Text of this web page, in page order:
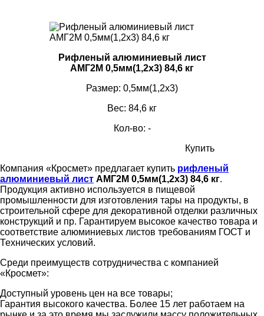
Рифленый алюминиевый лист
АМГ2М 0,5мм(1,2х3) 84,6 кг
Размер: 0,5мм(1,2х3)
Вес: 84,6 кг
Кол-во: -
Купить
Компания «Кросмет» предлагает купить рифленый
алюминиевый лист АМГ2М 0,5мм(1,2х3) 84,6 кг.
Продукция активно используется в пищевой
промышленности для изготовления тары на продукты, в
строительной сфере для декоративной отделки различных
конструкций и пр. Гарантируем высокое качество товара и
соответствие алюминиевых листов требованиям ГОСТ и
Технических условий.
Среди преимуществ сотрудничества с компанией
«Кросмет»:
Доступный уровень цен на все товары;
Гарантия высокого качества. Более 15 лет работаем на